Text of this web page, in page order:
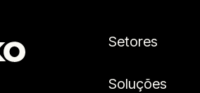
Setores
Soluções